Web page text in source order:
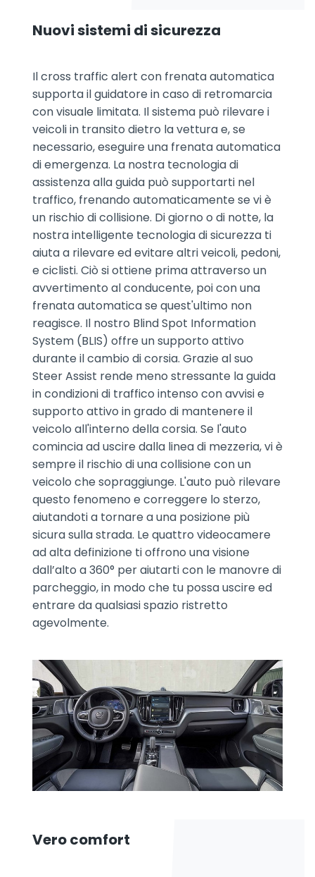
Nuovi sistemi di sicurezza
Il cross traffic alert con frenata automatica
supporta il guidatore in caso di retromarcia
con visuale limitata. Il sistema può rilevare i
veicoli in transito dietro la vettura e, se
necessario, eseguire una frenata automatica
di emergenza. La nostra tecnologia di
assistenza alla guida può supportarti nel
traffico, frenando automaticamente se vi è
un rischio di collisione. Di giorno o di notte, la
nostra intelligente tecnologia di sicurezza ti
aiuta a rilevare ed evitare altri veicoli, pedoni,
e ciclisti. Ciò si ottiene prima attraverso un
avvertimento al conducente, poi con una
frenata automatica se quest'ultimo non
reagisce. Il nostro Blind Spot Information
System (BLIS) offre un supporto attivo
durante il cambio di corsia. Grazie al suo
Steer Assist rende meno stressante la guida
in condizioni di traffico intenso con avvisi e
supporto attivo in grado di mantenere il
veicolo all'interno della corsia. Se l'auto
comincia ad uscire dalla linea di mezzeria, vi è
sempre il rischio di una collisione con un
veicolo che sopraggiunge. L'auto può rilevare
questo fenomeno e correggere lo sterzo,
aiutandoti a tornare a una posizione più
sicura sulla strada. Le quattro videocamere
ad alta definizione ti offrono una visione
dall’alto a 360° per aiutarti con le manovre di
parcheggio, in modo che tu possa uscire ed
entrare da qualsiasi spazio ristretto
agevolmente.
Vero comfort